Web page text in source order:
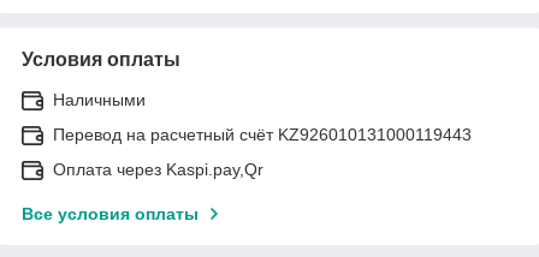
Условия оплаты
Наличными
Перевод на расчетный счёт KZ926010131000119443
Оплата через Kaspi.pay,Qr
Все условия оплаты